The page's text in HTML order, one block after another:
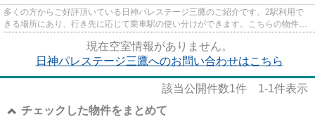
多くの方からご好評頂いている日神パレステージ三鷹のご紹介です。2駅利用で
きる場所にあり、行き先に応じて乗車駅の使い分けができます。こちらの物件は
現在空室情報がありません。
日神パレステージ三鷹へのお問い合わせはこちら
該当公開件数1件 1-1件表示
チェックした物件をまとめて